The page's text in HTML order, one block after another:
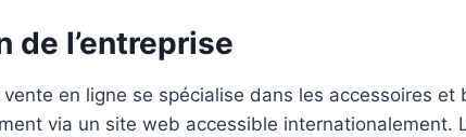
de l’entreprise
en ligne se spécialise dans les accessoires et
via un site web accessible internationalement.